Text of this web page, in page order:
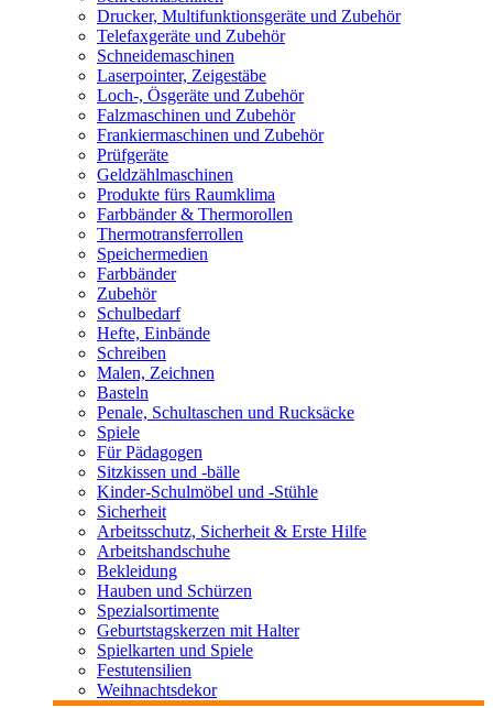
Drucker, Multifunktionsgeräte und Zubehör
Telefaxgeräte und Zubehör
Schneidemaschinen
Laserpointer, Zeigestäbe
Loch-, Ösgeräte und Zubehör
Falzmaschinen und Zubehör
Frankiermaschinen und Zubehör
Prüfgeräte
Geldzählmaschinen
Produkte fürs Raumklima
Farbbänder & Thermorollen
Thermotransferrollen
Speichermedien
Farbbänder
Zubehör
Schulbedarf
Hefte, Einbände
Schreiben
Malen, Zeichnen
Basteln
Penale, Schultaschen und Rucksäcke
Spiele
Für Pädagogen
Sitzkissen und -bälle
Kinder-Schulmöbel und -Stühle
Sicherheit
Arbeitsschutz, Sicherheit & Erste Hilfe
Arbeitshandschuhe
Bekleidung
Hauben und Schürzen
Spezialsortimente
Geburtstagskerzen mit Halter
Spielkarten und Spiele
Festutensilien
Weihnachtsdekor